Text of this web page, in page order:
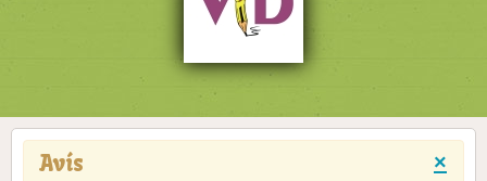
×
Avís